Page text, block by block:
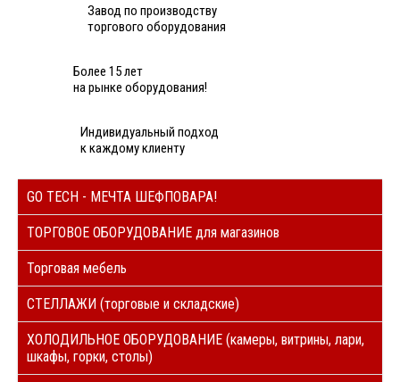
Завод по производству
торгового оборудования
Более 15 лет
на рынке оборудования!
Индивидуальный подход
к каждому клиенту
GO TECH - МЕЧТА ШЕФПОВАРА!
ТОРГОВОЕ ОБОРУДОВАНИЕ для магазинов
Торговая мебель
СТЕЛЛАЖИ (торговые и складские)
ХОЛОДИЛЬНОЕ ОБОРУДОВАНИЕ (камеры, витрины, лари,
шкафы, горки, столы)